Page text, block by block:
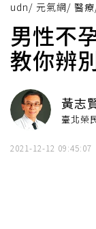
udn/ 元氣網/ 醫療
男性不
教你辨
黃志
臺北榮
2021-12-12 09:45:07